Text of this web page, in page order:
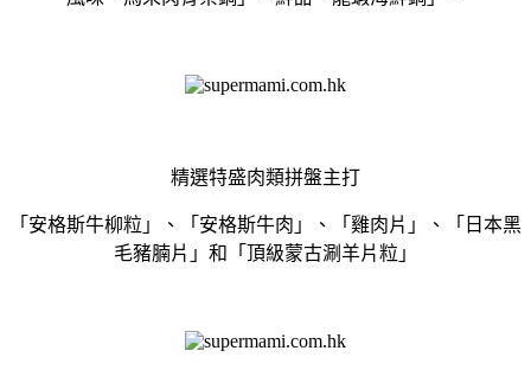
精選特盛肉類拼盤主打
「安格斯牛柳粒」、「安格斯牛肉」、「雞肉片」、「日本黑
毛豬腩片」和「頂級蒙古涮羊片粒」